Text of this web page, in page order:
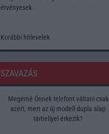
érvényesek.
Korábbi hírlevelek
SZAVAZÁS
Megérné Önnek telefont váltani csak
azért, mert az új modell dupla alap
tárhellyel érkezik?